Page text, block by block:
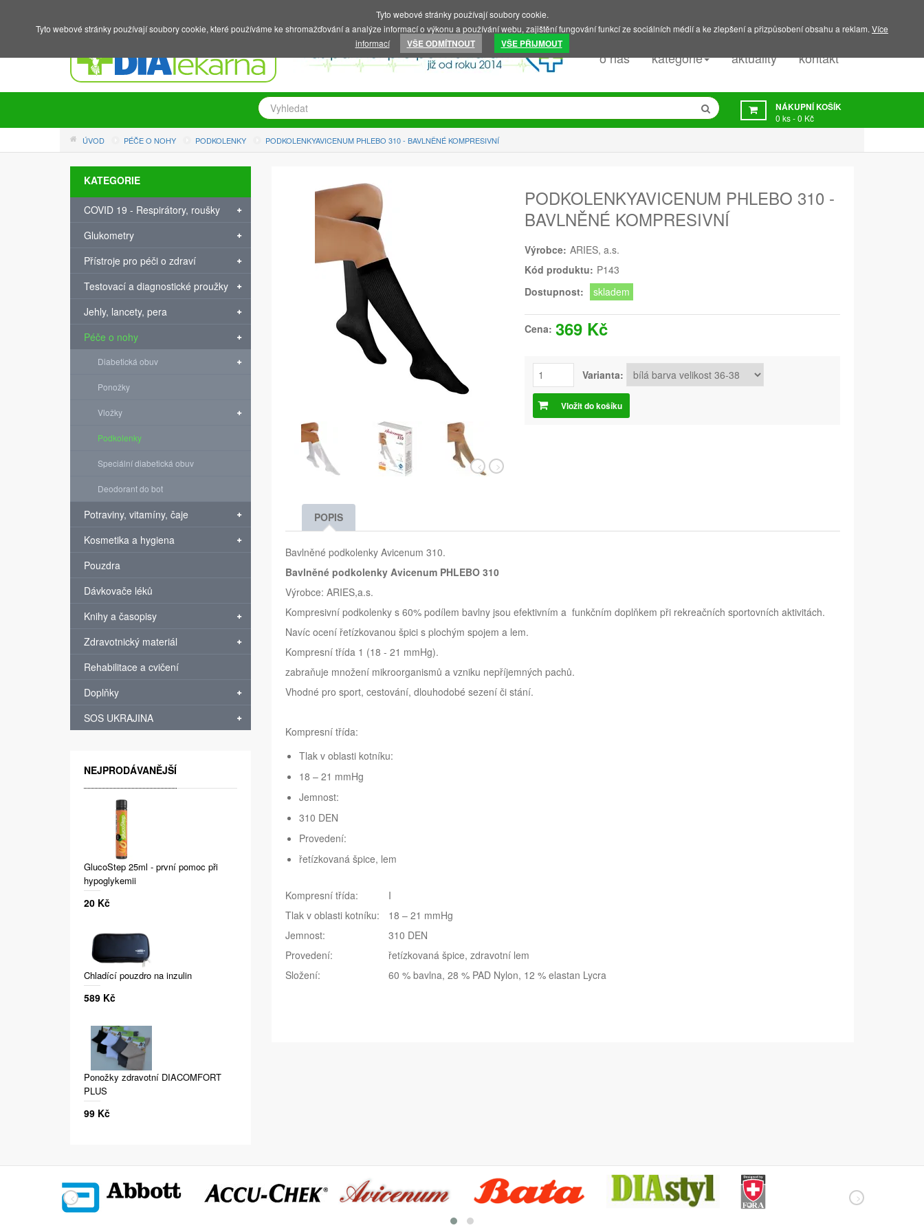
o nás kategorie aktuality kontakt
NÁKUPNÍ KOŠÍK
0 ks -0 Kč
ÚVOD PÉČE O NOHY PODKOLENKY PODKOLENKYAVICENUM PHLEBO 310 - BAVLNĚNÉ KOMPRESIVNÍ
PODKOLENKYAVICENUM PHLEBO 310 -
BAVLNĚNÉ KOMPRESIVNÍ
Výrobce: ARIES, a.s.
Kód produktu: P143
Dostupnost:
skladem
Cena: 369 Kč
Varianta:
Vložit do košíku
POPIS
Bavlněné podkolenky Avicenum 310.
Bavlněné podkolenky Avicenum PHLEBO 310
Výrobce: ARIES,a.s.
Kompresivní podkolenky s 60% podílem bavlny jsou efektivním a funkčním doplňkem při rekreačních sportovních aktivitách.
Navíc ocení řetízkovanou špici s plochým spojem a lem.
Kompresní třída 1 (18 - 21 mmHg).
zabraňuje množení mikroorganismů a vzniku nepříjemných pachů.
Vhodné pro sport, cestování, dlouhodobé sezení či stání.
Kompresní třída:
Tlak v oblasti kotníku:
18 – 21 mmHg
Jemnost:
310 DEN
Provedení:
řetízkovaná špice, lem
Kompresní třída:
I
Tlak v oblasti kotníku:
18 – 21 mmHg
Jemnost:
310 DEN
Provedení:
řetízkovaná špice, zdravotní lem
Složení:
60 % bavlna, 28 % PAD Nylon, 12 % elastan Lycra
KATEGORIE
COVID 19 - Respirátory, roušky
Glukometry
Přístroje pro péči o zdraví
Testovací a diagnostické proužky
Jehly, lancety, pera
Péče o nohy
Diabetická obuv
Ponožky
Vložky
Podkolenky
Speciální diabetická obuv
Deodorant do bot
Potraviny, vitamíny, čaje
Kosmetika a hygiena
Pouzdra
Dávkovače léků
Knihy a časopisy
Zdravotnický materiál
Rehabilitace a cvičení
Doplňky
SOS UKRAJINA
NEJPRODÁVANĚJŠÍ
GlucoStep 25ml - první pomoc při
hypoglykemii
20 Kč
Chladící pouzdro na inzulin
589 Kč
Ponožky zdravotní DIACOMFORT
PLUS
99 Kč
Tyto webové stránky používají soubory cookie.
Tyto webové stránky používají soubory cookie, které používáme ke shromažďování a analýze informací o výkonu a používání webu, zajištění fungování funkcí ze sociálních médií a ke zlepšení a přizpůsobení obsahu a reklam. Více
informací
VŠE ODMÍTNOUT VŠE PŘIJMOUT